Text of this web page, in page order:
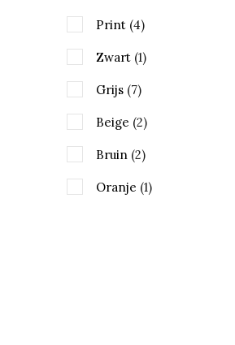
Print (4)
Zwart (1)
Grijs (7)
Beige (2)
Bruin (2)
Oranje (1)